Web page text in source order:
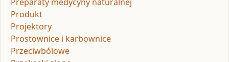
Produkt
Projektory
Prostownice i karbownice
Przeciwbólowe